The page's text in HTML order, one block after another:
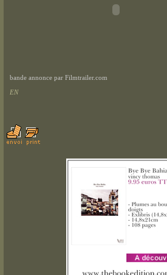
bande annonce par Filmtrailer.com
EN